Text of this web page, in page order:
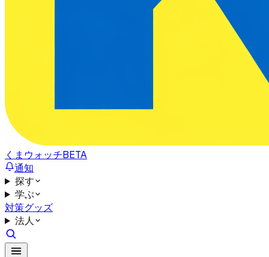
くまウォッチBETA
通知
探す
学ぶ
対策グッズ
法人